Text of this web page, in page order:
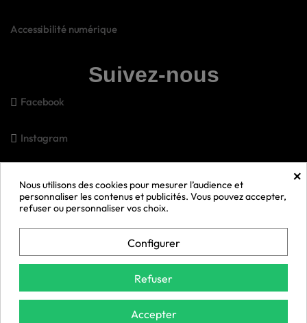
Accessibilité numérique
Suivez-nous
Facebook
Instagram
Snapchat
© 2026 Bell Anesse en Provence 🫏 | Gérer mes cookies
Exercer mon droit de rétractation
×
Nous utilisons des cookies pour mesurer l’audience et
personnaliser les contenus et publicités. Vous pouvez accepter,
refuser ou personnaliser vos choix.
Configurer
Refuser
Accepter